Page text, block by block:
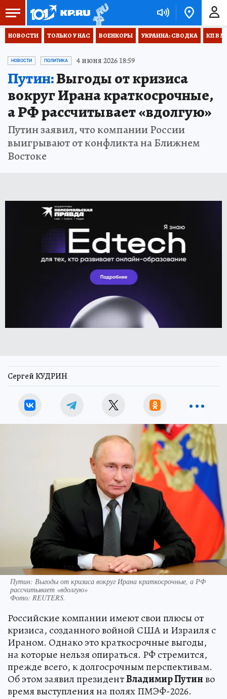
НОВОСТИ ТОЛЬКО У НАС ВОЕНКОРЫ УКРАИНА: СВОДКА КП В
НОВОСТИ ПОЛИТИКА 4 июня 2026 18:59
Путин:Выгоды от кризиса
вокруг Ирана краткосрочные,
а РФ рассчитывает «вдолгую»
Путин заявил, что компании России
выигрывают от конфликта на Ближнем
Востоке
Сергей КУДРИН
Путин: Выгоды от кризиса вокруг Ирана краткосрочные, а РФ
рассчитывает «вдолгую»
Фото: REUTERS.
Российские компании имеют свои плюсы от
кризиса, созданного войной США и Израиля с
Ираном. Однако это краткосрочные выгоды,
на которые нельзя опираться. РФ стремится,
прежде всего, к долгосрочным перспективам.
Об этом заявил президентВладимир Путинво
время выступления на полях ПМЭФ-2026.